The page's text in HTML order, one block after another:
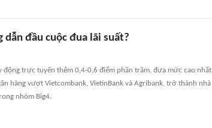
dẫn đầu cuộc đua lãi suất?
động trực tuyến thêm 0,4-0,6 điểm phần trăm, đưa mức cao nhất
hàng vượt Vietcombank, VietinBank và Agribank, trở thành nhà
nhóm Big4.